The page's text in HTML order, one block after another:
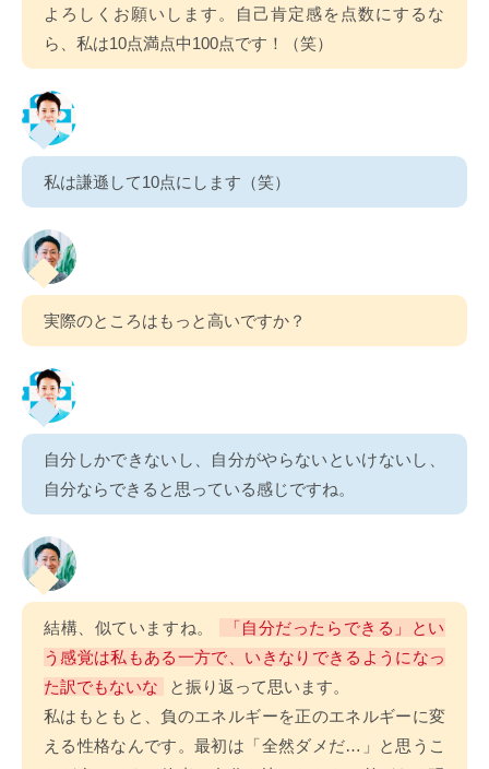
よろしくお願いします。自己肯定感を点数にするな
ら、私は10点満点中100点です！（笑）
私は謙遜して10点にします（笑）
実際のところはもっと高いですか？
自分しかできないし、自分がやらないといけないし、
自分ならできると思っている感じですね。
結構、似ていますね。
「自分だったらできる」とい
う感覚は私もある一方で、いきなりできるようになっ
た訳でもないな
と振り返って思います。
私はもともと、負のエネルギーを正のエネルギーに変
える性格なんです。最初は「全然ダメだ…」と思うこ